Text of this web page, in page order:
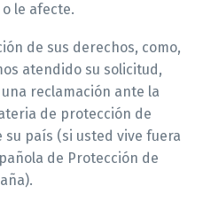
le afecte.
de sus derechos, como,
atendido su solicitud,
reclamación ante la
de protección de
su país (si usted vive fuera
de Protección de